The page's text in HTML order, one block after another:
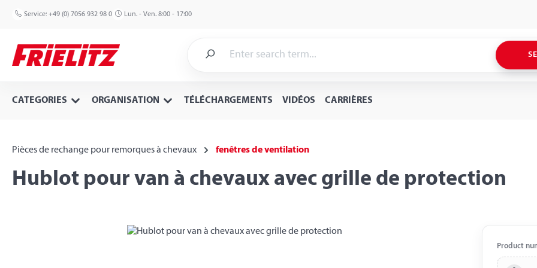
to main content
Skip to search
Skip to main navigation
Service: +49 (0) 7056 932 98 0 Lun. - Ven. 8:00 - 17:00
CATEGORIES ORGANISATION TÉLÉCHARGEMENTS VIDÉOS CARRIÈRES
Pièces de rechange pour remorques à chevaux fenêtres de ventilation
Hublot pour van à chevaux avec grille de protection
Product